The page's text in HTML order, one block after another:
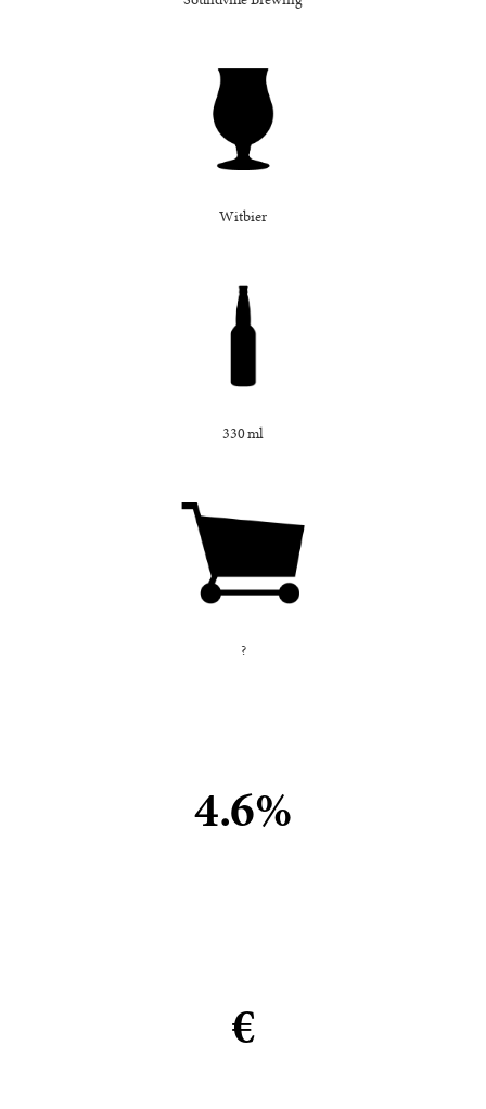
Witbier
330 ml
?
4.6%
€